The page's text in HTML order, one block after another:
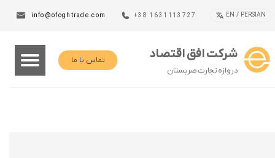
+38 1631113727
info@ofoghtrade.com
شرکت افق اقتصاد
دروازه تجارت صربستان
تماس با ما
EN / PERSIAN